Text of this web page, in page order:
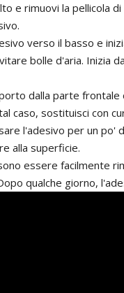
e rimuovi la pellicola
verso il basso e
bolle d'aria. Inizia
dalla parte
caso, sostituisci con
l'adesivo per un po'
alla superficie.
essere facilmente
qualche giorno,